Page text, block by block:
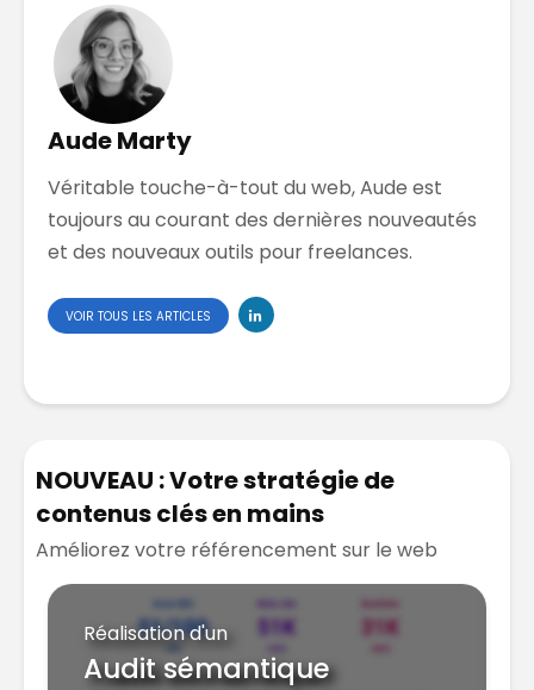
Aude Marty
Véritable touche-à-tout du web, Aude est
toujours au courant des dernières nouveautés
et des nouveaux outils pour freelances.
VOIR TOUS LES ARTICLES
NOUVEAU : Votre stratégie de
contenus clés en mains
Améliorez votre référencement sur le web
Réalisation d'un
Audit sémantique